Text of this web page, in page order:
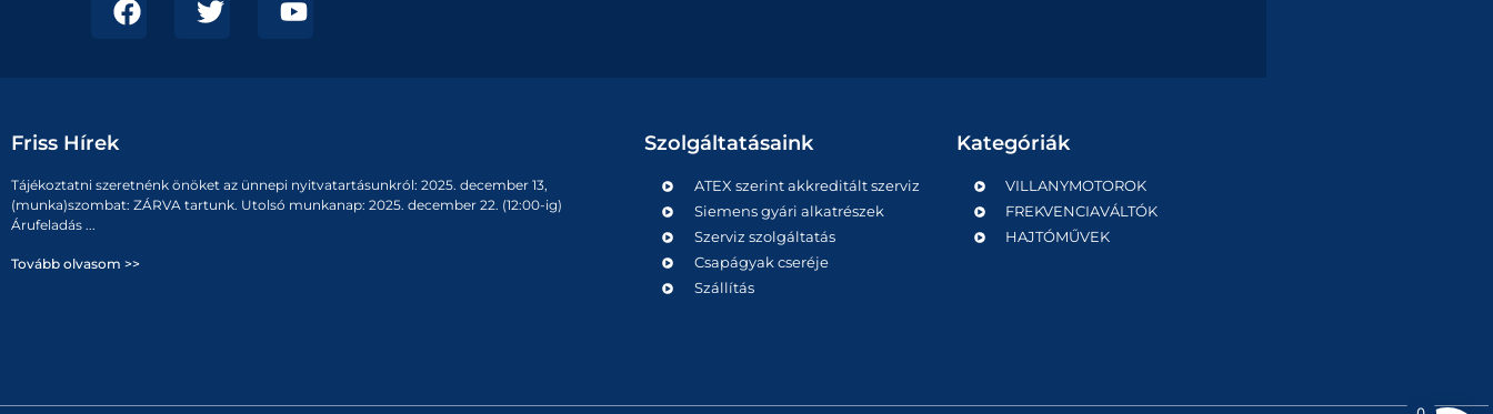
Friss Hírek
Tájékoztatni szeretnénk önöket az ünnepi nyitvatartásunkról: 2025. december 13,
(munka)szombat: ZÁRVA tartunk. Utolsó munkanap: 2025. december 22. (12:00-ig)
Árufeladás ...
Tovább olvasom >>
Szolgáltatásaink
ATEX szerint akkreditált szerviz
Siemens gyári alkatrészek
Szerviz szolgáltatás
Csapágyak cseréje
Szállítás
Kategóriák
VILLANYMOTOROK
FREKVENCIAVÁLTÓK
HAJTÓMŰVEK